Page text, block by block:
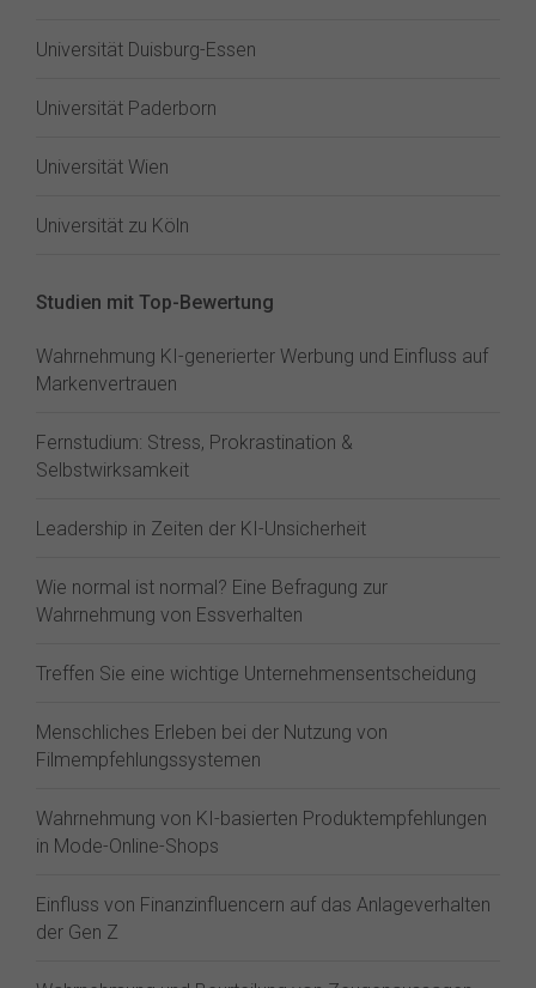
Universität Duisburg-Essen
Universität Paderborn
Universität Wien
Universität zu Köln
Studien mit Top-Bewertung
Wahrnehmung KI-generierter Werbung und Einfluss auf
Markenvertrauen
Fernstudium: Stress, Prokrastination &
Selbstwirksamkeit
Leadership in Zeiten der KI-Unsicherheit
Wie normal ist normal? Eine Befragung zur
Wahrnehmung von Essverhalten
Treffen Sie eine wichtige Unternehmensentscheidung
Menschliches Erleben bei der Nutzung von
Filmempfehlungssystemen
Wahrnehmung von KI-basierten Produktempfehlungen
in Mode-Online-Shops
Einfluss von Finanzinfluencern auf das Anlageverhalten
der Gen Z⁠